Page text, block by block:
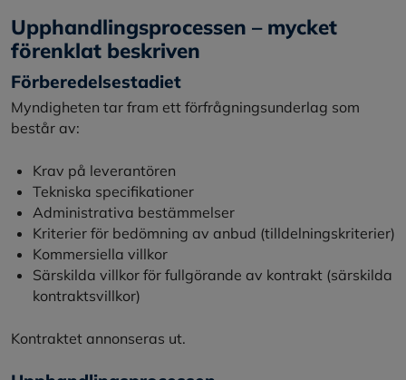
Upphandlingsprocessen – mycket
förenklat beskriven
Förberedelsestadiet
Myndigheten tar fram ett förfrågningsunderlag som
består av:
Krav på leverantören
Tekniska specifikationer
Administrativa bestämmelser
Kriterier för bedömning av anbud (tilldelningskriterier)
Kommersiella villkor
Särskilda villkor för fullgörande av kontrakt (särskilda
kontraktsvillkor)
Kontraktet annonseras ut.